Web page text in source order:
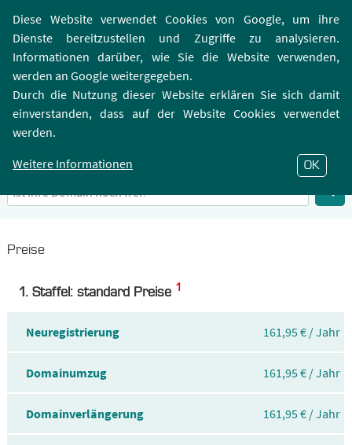
Diese Website verwendet Cookies von Google, um ihre
Dienste bereitzustellen und Zugriffe zu analysieren.
Informationen darüber, wie Sie die Website verwenden,
werden an Google weitergegeben.
Durch die Nutzung dieser Website erklären Sie sich damit
einverstanden, dass auf der Website Cookies verwendet
werden.
Weitere Informationen
OK
.FM-Domain
Preise
1. Staffel: standard Preise 1
Neuregistrierung 161,95 € / Jahr
Domainumzug 161,95 € / Jahr
Domainverlängerung 161,95 € / Jahr